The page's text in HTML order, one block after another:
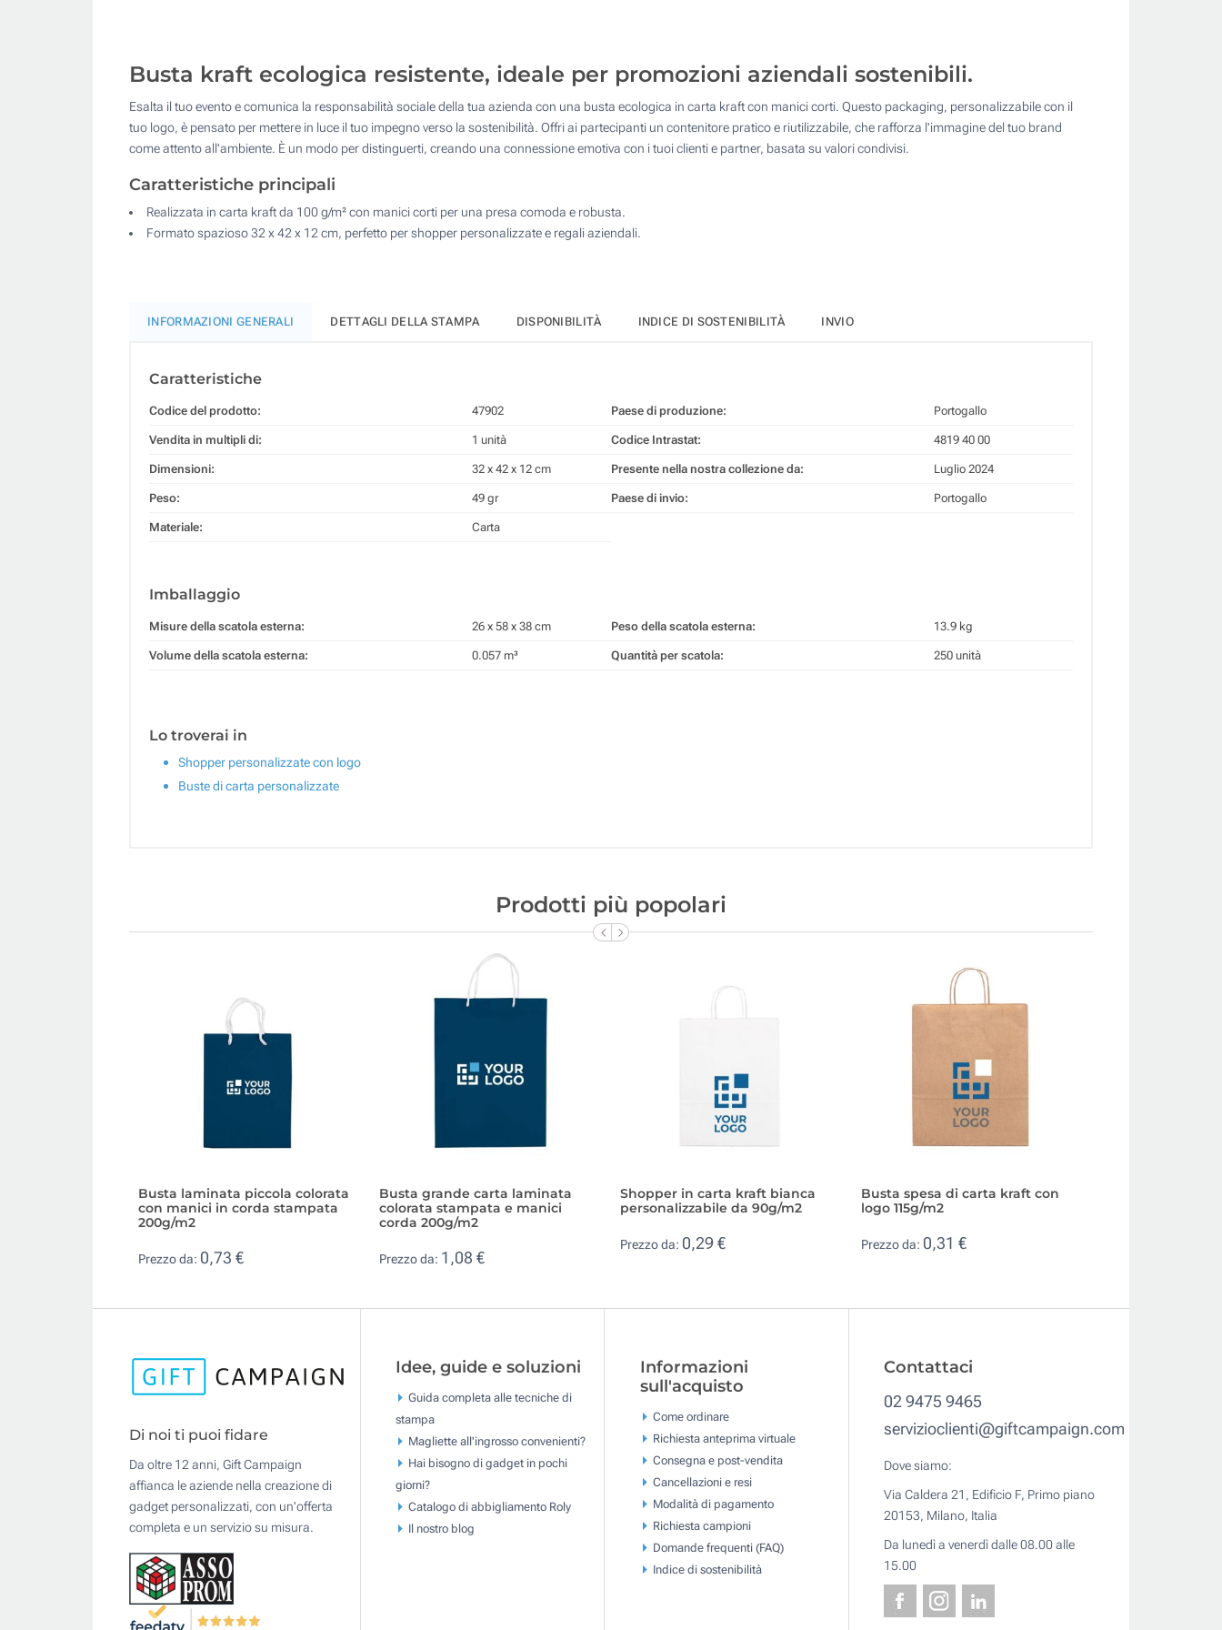
500
1000
Quantità desiderata :
Busta kraft ecologica resistente, ideale per promozioni aziendali sostenibili.
Esalta il tuo evento e comunica la responsabilità sociale della tua azienda con una busta ecologica in carta kraft con manici corti. Questo packaging, personalizzabile con il
tuo logo, è pensato per mettere in luce il tuo impegno verso la sostenibilità. Offri ai partecipanti un contenitore pratico e riutilizzabile, che rafforza l'immagine del tuo brand
come attento all'ambiente. È un modo per distinguerti, creando una connessione emotiva con i tuoi clienti e partner, basata su valori condivisi.
Caratteristiche principali
Realizzata in carta kraft da 100 g/m² con manici corti per una presa comoda e robusta.
Formato spazioso 32 x 42 x 12 cm, perfetto per shopper personalizzate e regali aziendali.
INFORMAZIONI GENERALI DETTAGLI DELLA STAMPA DISPONIBILITÀ INDICE DI SOSTENIBILITÀ INVIO
Caratteristiche
Codice del prodotto: 47902
Vendita in multipli di: 1 unità
Dimensioni: 32 x 42 x 12 cm
Peso: 49 gr
Materiale: Carta
Paese di produzione: Portogallo
Codice Intrastat: 4819 40 00
Presente nella nostra collezione da: Luglio 2024
Paese di invio: Portogallo
Imballaggio
Misure della scatola esterna: 26 x 58 x 38 cm
Volume della scatola esterna: 0.057 m³
Peso della scatola esterna: 13.9 kg
Quantità per scatola: 250 unità
Lo troverai in
Shopper personalizzate con logo
Buste di carta personalizzate
Prodotti più popolari
Busta laminata piccola colorata
con manici in corda stampata
200g/m2
Prezzo da: 0,73 €
Busta grande carta laminata
colorata stampata e manici
corda 200g/m2
Prezzo da: 1,08 €
Shopper in carta kraft bianca
personalizzabile da 90g/m2
Prezzo da: 0,29 €
Busta spesa di carta kraft con
logo 115g/m2
Prezzo da: 0,31 €
Di noi ti puoi fidare
Da oltre 12 anni, Gift Campaign
affianca le aziende nella creazione di
gadget personalizzati, con un'offerta
completa e un servizio su misura.
Idee, guide e soluzioni
Guida completa alle tecniche di
stampa
Magliette all'ingrosso convenienti?
Hai bisogno di gadget in pochi
giorni?
Catalogo di abbigliamento Roly
Il nostro blog
Informazioni
sull'acquisto
Come ordinare
Richiesta anteprima virtuale
Consegna e post-vendita
Cancellazioni e resi
Modalità di pagamento
Richiesta campioni
Domande frequenti (FAQ)
Indice di sostenibilità
Contattaci
02 9475 9465
servizioclienti@giftcampaign.com
Dove siamo:
Via Caldera 21, Edificio F, Primo piano
20153, Milano, Italia
Da lunedì a venerdì dalle 08.00 alle
15.00